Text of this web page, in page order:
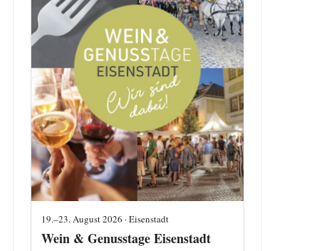
19.–23. August 2026 · Eisenstadt
Wein & Genusstage Eisenstadt